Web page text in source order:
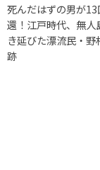
死んだはずの男が
還！江戸時代、無人
き延びた漂流民・野
跡